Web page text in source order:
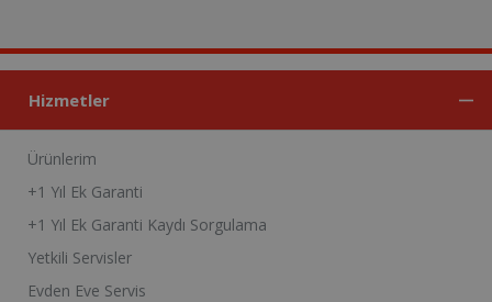
Hizmetler
Ürünlerim
+1 Yıl Ek Garanti
+1 Yıl Ek Garanti Kaydı Sorgulama
Yetkili Servisler
Evden Eve Servis